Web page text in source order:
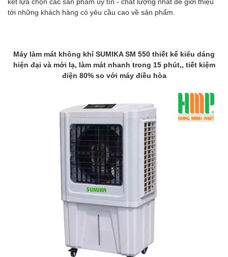
kết lựa chọn các sản phẩm uy tín - chất lượng nhất để giới thiệu
tới những khách hàng có yêu cầu cao về sản phẩm.
Máy làm mát không khí SUMIKA SM 550 thiết kế kiểu dáng
hiện đại và mới lạ, làm mát nhanh trong 15 phút,, tiết kiệm
điện 80% so với máy điều hòa